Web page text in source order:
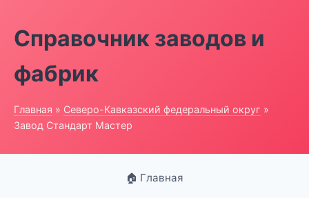
Справочник заводов и
фабрик
Главная » Северо-Кавказский федеральный округ »
Завод Стандарт Мастер
🏠 Главная